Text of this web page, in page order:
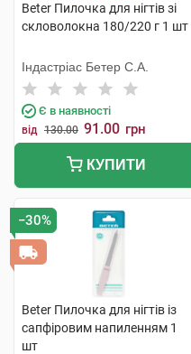
Beter Пилочка для нігтів зі
скловолокна 180/220 г 1 шт
Індастріас Бетер С.А.
Є в наявності
від 130.00 91.00 грн
КУПИТИ
−30%
Beter Пилочка для нігтів із
сапфіровим напиленням 1
шт